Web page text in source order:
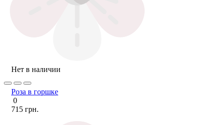
Нет в наличии
Роза в горшке
0
715 грн.